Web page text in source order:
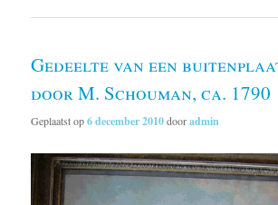
Gedeelte van een
door M. Schouman, ca. 1790
Geplaatst op6 december 2010dooradmin